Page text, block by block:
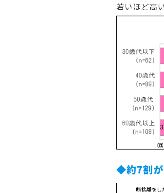
若いほど高
◆約7割が